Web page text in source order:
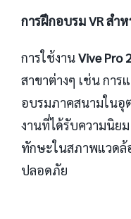
การฝึกอบรม VR สำ
การใช้งานVive Pro
สาขาต่างๆ เช่น กา
อบรมภาคสนามในอุ
งานที่ได้รับความนิย
ทักษะในสภาพแวดล้
ปลอดภัย